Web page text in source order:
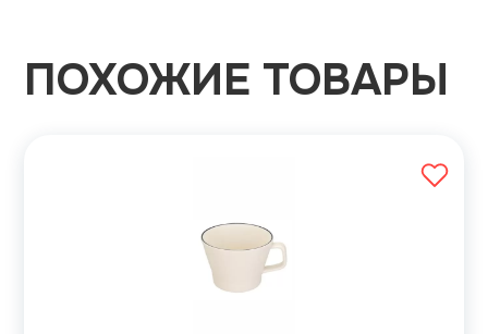
ПОХОЖИЕ ТОВАРЫ